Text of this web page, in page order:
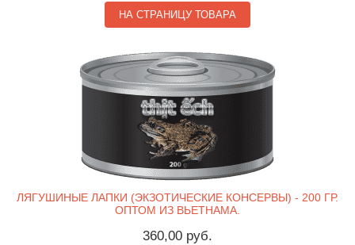
НА СТРАНИЦУ ТОВАРА
ЛЯГУШИНЫЕ ЛАПКИ (ЭКЗОТИЧЕСКИЕ КОНСЕРВЫ) - 200 ГР.
ОПТОМ ИЗ ВЬЕТНАМА.
360,00 руб.